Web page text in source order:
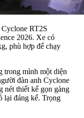
RT2S
2026. Xe có
phù hợp để chạy
trong mình một diện
đàn anh Cyclone
nét thiết kế gọn gàng
lại đáng kể. Trọng